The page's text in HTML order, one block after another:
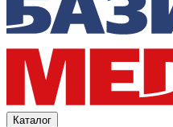
Каталог